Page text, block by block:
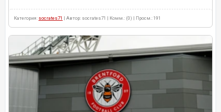
Категория: socrates71 | Автор: socrates71 | Комм.: (0) | Просм.: 191